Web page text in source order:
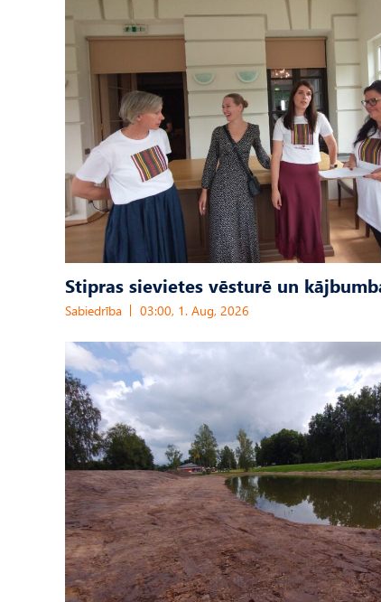
Stipras sievietes vēsturē un
Sabiedrība 03:00, 1. Aug, 2026